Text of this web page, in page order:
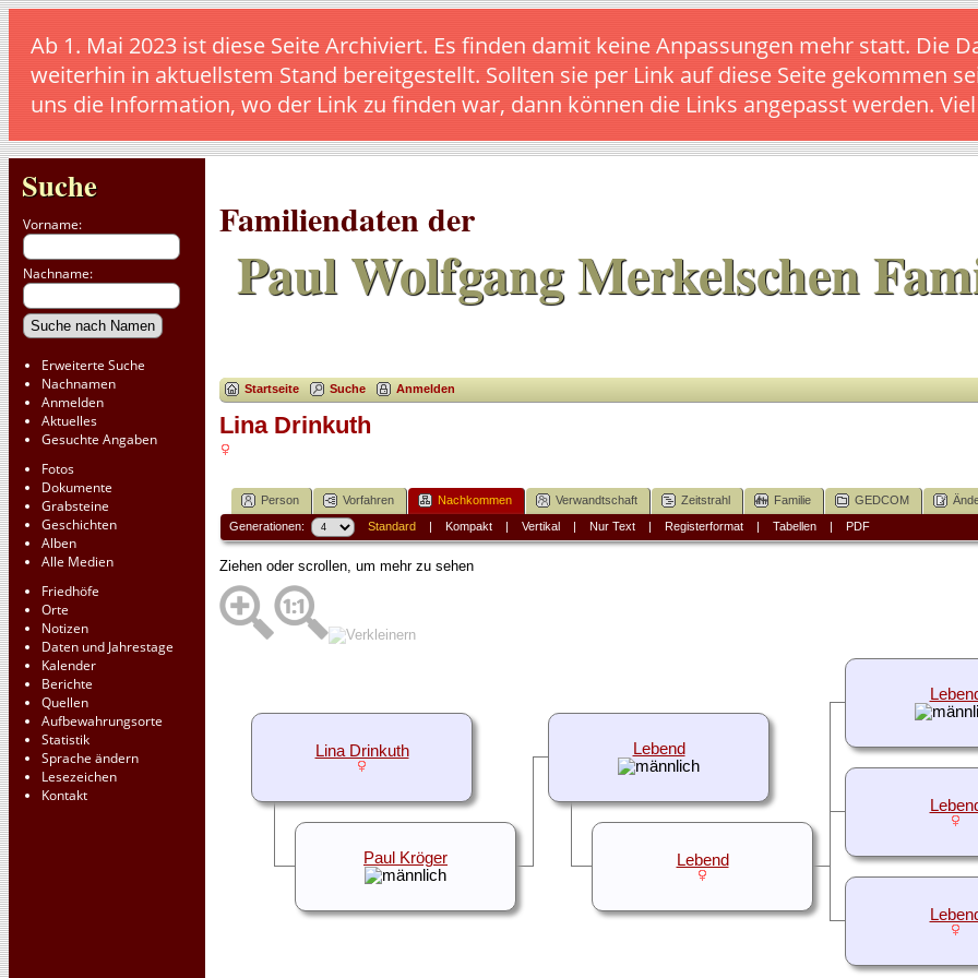
Ab 1. Mai 2023 ist diese Seite Archiviert. Es finden damit keine Anpassungen mehr statt. Die
weiterhin in aktuellstem Stand bereitgestellt. Sollten sie per Link auf diese Seite gekommen
uns die Information, wo der Link zu finden war, dann können die Links angepasst werden.
Suche
Vorname:
Nachname:
Erweiterte Suche
Nachnamen
Anmelden
Aktuelles
Gesuchte Angaben
Fotos
Dokumente
Grabsteine
Geschichten
Alben
Alle Medien
Friedhöfe
Orte
Notizen
Daten und Jahrestage
Kalender
Berichte
Quellen
Aufbewahrungsorte
Statistik
Sprache ändern
Lesezeichen
Kontakt
Familiendaten der
Paul Wolfgang Merkelschen
Startseite Suche Anmelden
Lina Drinkuth
Person Vorfahren Nachkommen Verwandtschaft Zeitstrahl Familie GEDCOM
Generationen: Standard| Kompakt| Vertikal| Nur Text| Registerformat| Tabellen| PDF
Ziehen oder scrollen, um mehr zu sehen
Lebend
Lebend
Lina Drinkuth
Paul Kröger